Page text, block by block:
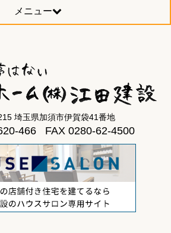
メニュー
埼玉県加須市伊賀袋41番地
466 FAX 0280-62-4500